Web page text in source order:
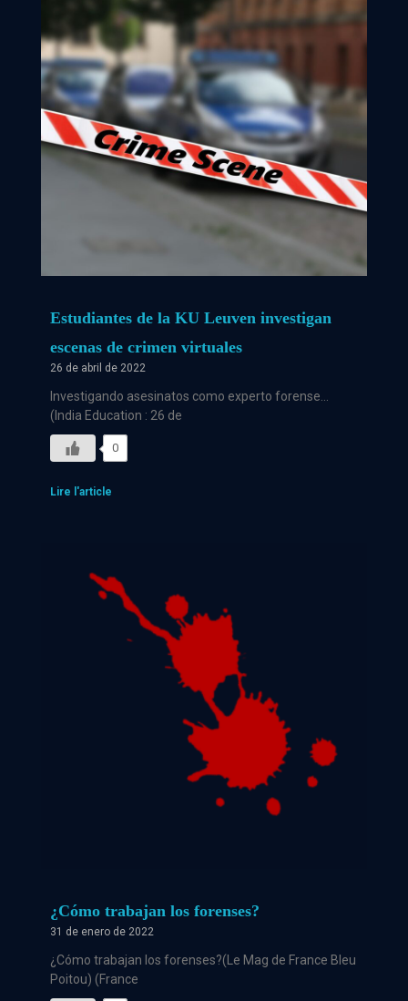
Estudiantes de la KU Leuven investigan
escenas de crimen virtuales
26 de abril de 2022
Investigando asesinatos como experto forense…
(India Education : 26 de
0
Lire l'article
¿Cómo trabajan los forenses?
31 de enero de 2022
¿Cómo trabajan los forenses?(Le Mag de France Bleu
Poitou) (France